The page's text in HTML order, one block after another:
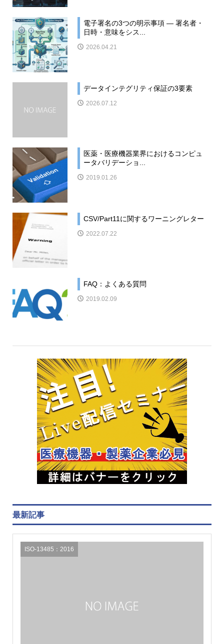
電子署名の3つの明示事項 ― 署名者・
日時・意味をシス...
2026.04.21
データインテグリティ保証の3要素
2026.07.12
医薬・医療機器業界におけるコンピュ
ータバリデーショ...
2019.01.26
CSV/Part11に関するワーニングレター
2022.07.22
FAQ：よくある質問
2019.02.09
最新記事
ISO-13485：2016